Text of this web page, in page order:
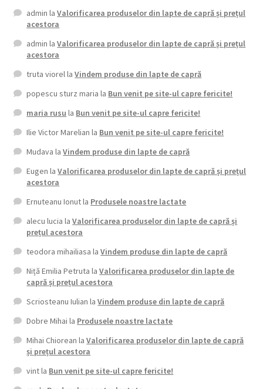
admin laValorificarea produselor din lapte de capră și prețul
acestora
admin laValorificarea produselor din lapte de capră și prețul
acestora
truta viorellaVindem produse din lapte de capră
popescu sturz maria la Bun venit pe site-ul capre fericite!
maria rusu la Bun venit pe site-ul capre fericite!
Ilie Victor Marelian la Bun venit pe site-ul capre fericite!
Mudava laVindem produse din lapte de capră
Eugen laValorificarea produselor din lapte de capră și prețul
acestora
Ernuteanu Ionutla Produsele noastre lactate
alecu lucia laValorificarea produselor din lapte de capră și
prețul acestora
teodora mihailiasa laVindem produse din lapte de capră
Niță Emilia Petruta laValorificarea produselor din lapte de
capră și prețul acestora
Scriosteanu Iulian laVindem produse din lapte de capră
Dobre Mihai la Produsele noastre lactate
Mihai Chiorean laValorificarea produselor din lapte de capră
și prețul acestora
vintla Bun venit pe site-ul capre fericite!